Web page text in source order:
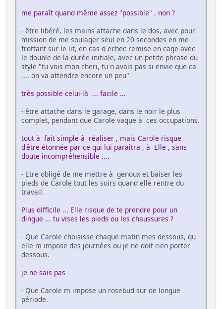
me paraît quand même assez "possible" , non ?
- être libéré, les mains attache dans le dos, avec pour
mission de me soulager seul en 20 secondes en me
frottant sur le lit, en cas d echec remise en cage avec
le double de la durée initiale, avec un petite phrase du
style "tu vois mon cheri, tu n avais pas si envie que ca
.... on va attendre encore un peu"
très possible celui-là ... facile ...
- être attache dans le garage, dans le noir le plus
complet, pendant que Carole vaque à ces occupations.
tout à fait simple à réaliser , mais Carole risque
d'être étonnée par ce qui lui paraîtra , à Elle , sans
doute incompréhensible ....
- Etre obligé de me mettre à genoux et baiser les
pieds de Carole tout les soirs quand elle rentre du
travail.
Plus difficile ... Elle risque de te prendre pour un
dingue ... tu vises les pieds ou les chaussures ?
- Que Carole choisisse chaque matin mes dessous, qu
elle m impose des journées ou je ne doit rien porter
dessous.
je ne sais pas
- Que Carole m impose un rosebud sur de longue
période.